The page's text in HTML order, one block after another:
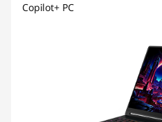
Copilot+ PC